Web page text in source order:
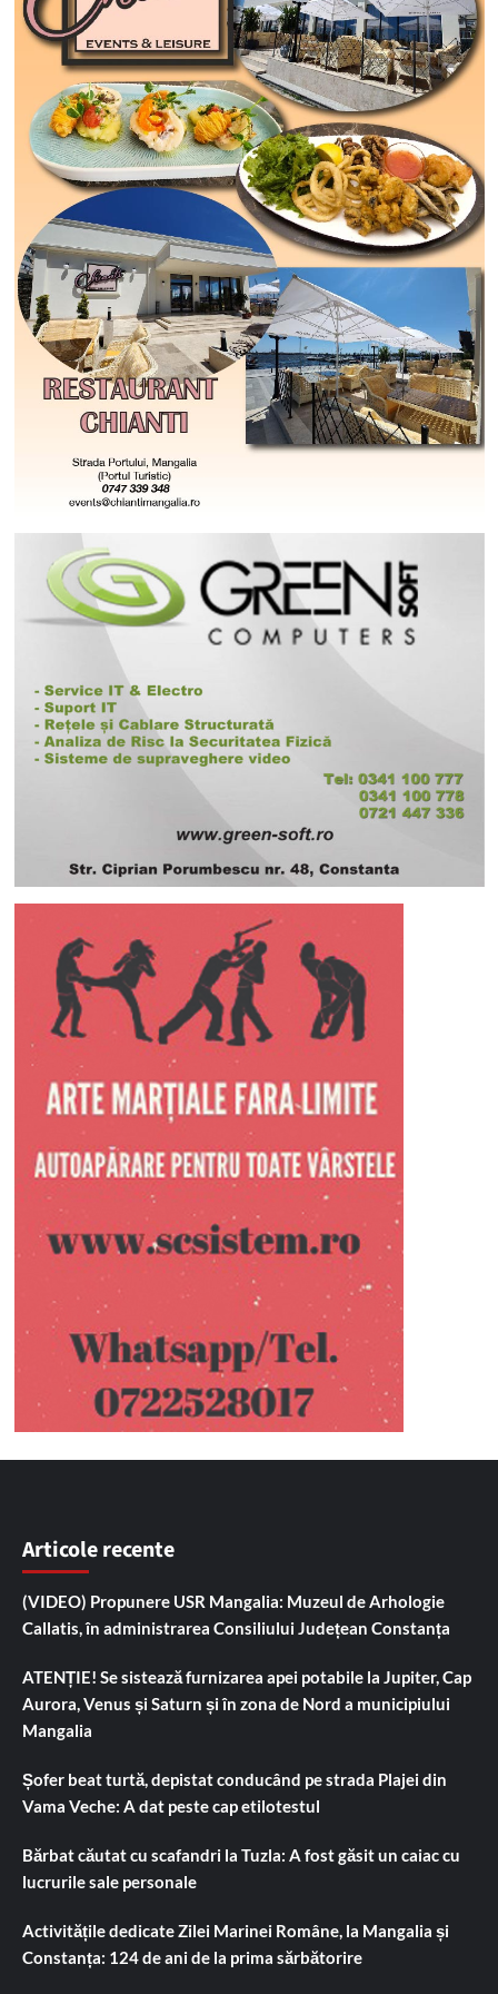
Articole recente
(VIDEO) Propunere USR Mangalia: Muzeul de Arhologie
Callatis, în administrarea Consiliului Județean Constanța
ATENȚIE! Se sistează furnizarea apei potabile la Jupiter, Cap
Aurora, Venus și Saturn și în zona de Nord a municipiului
Mangalia
Șofer beat turtă, depistat conducând pe strada Plajei din
Vama Veche: A dat peste cap etilotestul
Bărbat căutat cu scafandri la Tuzla: A fost găsit un caiac cu
lucrurile sale personale
Activitățile dedicate Zilei Marinei Române, la Mangalia și
Constanța: 124 de ani de la prima sărbătorire